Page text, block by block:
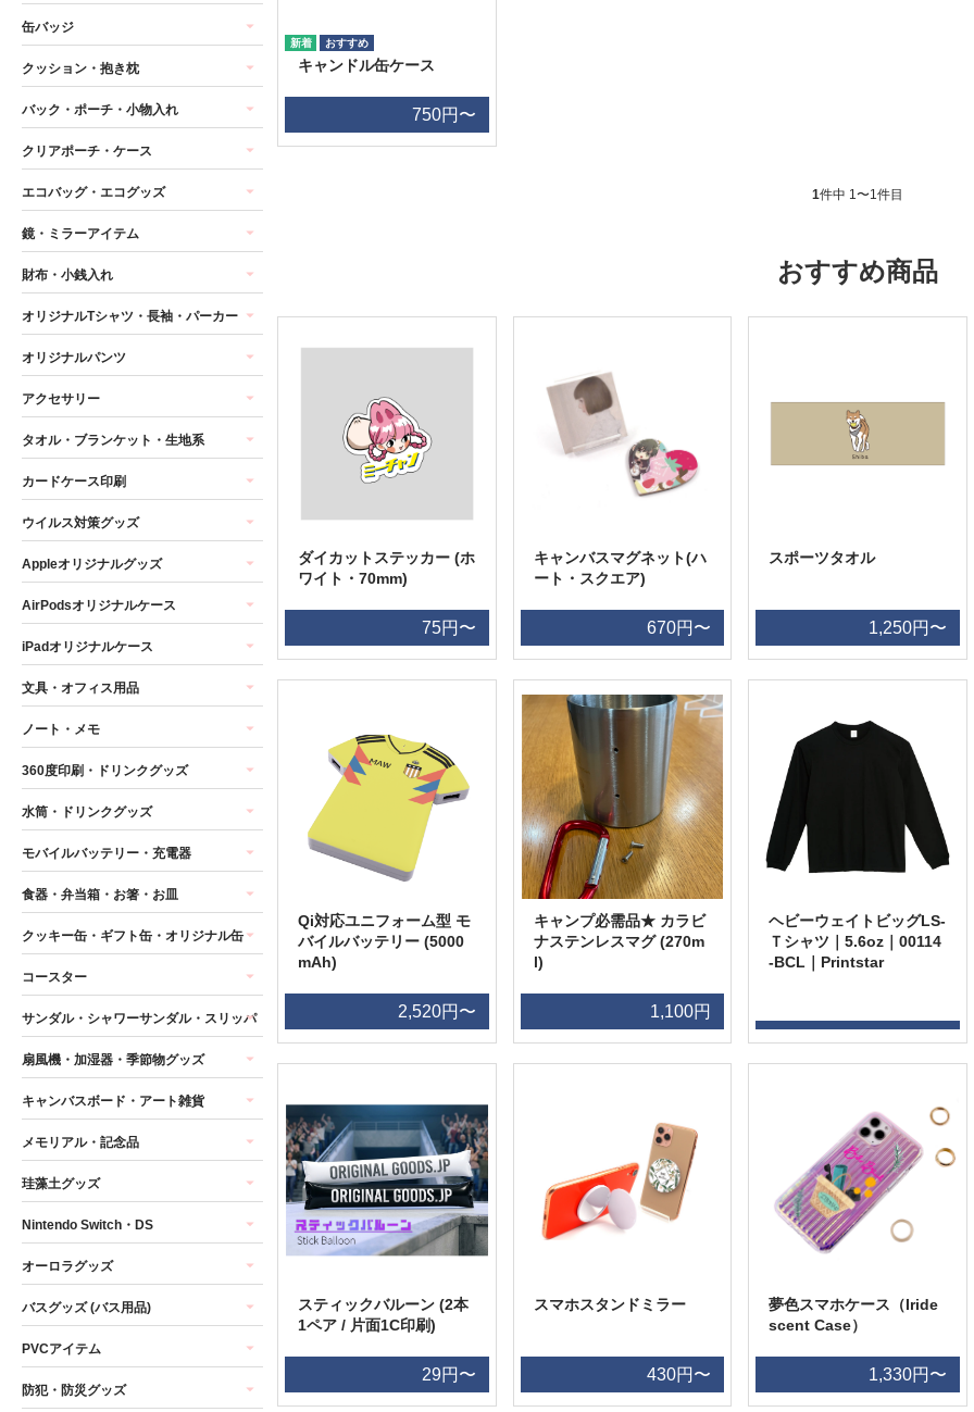
キャンドル缶ケース
750円〜
1件中 1〜1件目
おすすめ商品
ダイカットステッカー (ホ
ワイト・70mm)
75円〜
キャンバスマグネット(ハ
ート・スクエア)
670円〜
スポーツタオル
1,250円〜
Qi対応ユニフォーム型 モ
バイルバッテリー (5000
mAh)
2,520円〜
キャンプ必需品★ カラビ
ナステンレスマグ (270m
l)
1,100円
ヘビーウェイトビッグLS-
Ｔシャツ｜5.6oz｜00114
-BCL｜Printstar
スティックバルーン (2本
1ペア / 片面1C印刷)
29円〜
スマホスタンドミラー
430円〜
夢色スマホケース（Iride
scent Case）
1,330円〜
缶バッジ
クッション・抱き枕
バック・ポーチ・小物入れ
クリアポーチ・ケース
エコバッグ・エコグッズ
鏡・ミラーアイテム
財布・小銭入れ
オリジナルTシャツ・長袖・パーカー
オリジナルパンツ
アクセサリー
タオル・ブランケット・生地系
カードケース印刷
ウイルス対策グッズ
Appleオリジナルグッズ
AirPodsオリジナルケース
iPadオリジナルケース
文具・オフィス用品
ノート・メモ
360度印刷・ドリンクグッズ
水筒・ドリンクグッズ
モバイルバッテリー・充電器
食器・弁当箱・お箸・お皿
クッキー缶・ギフト缶・オリジナル缶
コースター
サンダル・シャワーサンダル・スリッパ
扇風機・加湿器・季節物グッズ
キャンバスボード・アート雑貨
メモリアル・記念品
珪藻土グッズ
Nintendo Switch・DS
オーロラグッズ
バスグッズ (バス用品)
PVCアイテム
防犯・防災グッズ